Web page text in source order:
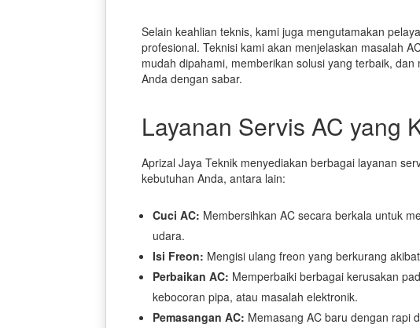
Selain keahlian teknis, kami juga mengutamakan
profesional. Teknisi kami akan menjelaskan masalah
mudah dipahami, memberikan solusi yang terbaik,
Anda dengan sabar.
Layanan Servis AC yang
Aprizal Jaya Teknik menyediakan berbagai layanan
kebutuhan Anda, antara lain:
Cuci AC: Membersihkan AC secara berkala untuk
udara.
Isi Freon: Mengisi ulang freon yang berkurang
Perbaikan AC: Memperbaiki berbagai kerusakan
kebocoran pipa, atau masalah elektronik.
Pemasangan AC: Memasang AC baru dengan rapi